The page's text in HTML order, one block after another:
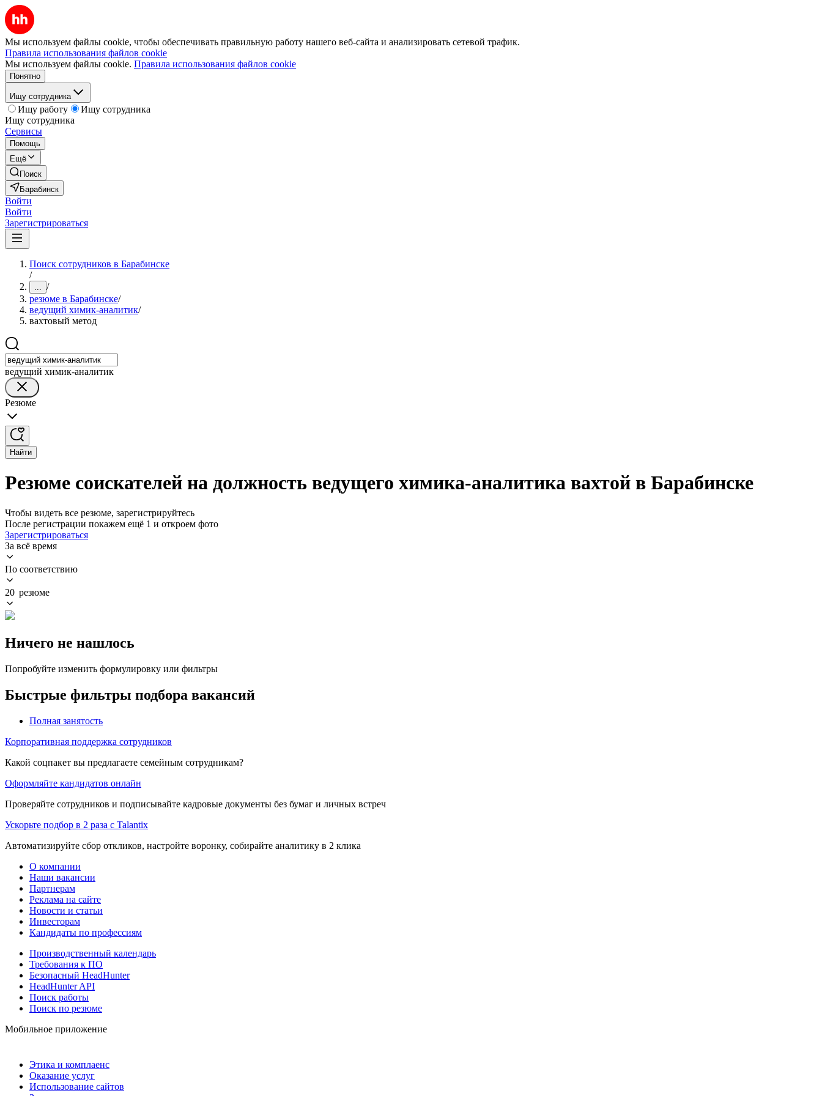
Мы используем файлы cookie, чтобы обеспечивать правильную работу нашего веб-сайта и анализировать сетевой трафик.
Правила использования файлов cookie
Мы используем файлы cookie. Правила использования файлов cookie
Понятно
Ищу сотрудника
Ищу работу
Ищу сотрудника
Ищу сотрудника
Сервисы
Помощь
Ещё
Поиск
Барабинск
Войти
Войти
Зарегистрироваться
Поиск сотрудников в Барабинске
/
... /
резюме в Барабинске/
ведущий химик-аналитик/
вахтовый метод
ведущий химик-аналитик
Резюме
Найти
Резюме соискателей на должность ведущего химика-аналитика вахтой в Барабинске
Чтобы видеть все резюме, зарегистрируйтесь
После регистрации покажем ещё 1 и откроем фото
Зарегистрироваться
За всё время
По соответствию
20 резюме
Ничего не нашлось
Попробуйте изменить формулировку или фильтры
Быстрые фильтры подбора вакансий
Полная занятость
Корпоративная поддержка сотрудников
Какой соцпакет вы предлагаете семейным сотрудникам?
Оформляйте кандидатов онлайн
Проверяйте сотрудников и подписывайте кадровые документы без бумаг и личных встреч
Ускорьте подбор в 2 раза с Talantix
Автоматизируйте сбор откликов, настройте воронку, собирайте аналитику в 2 клика
О компании
Наши вакансии
Партнерам
Реклама на сайте
Новости и статьи
Инвесторам
Кандидаты по профессиям
Производственный календарь
Требования к ПО
Безопасный HeadHunter
HeadHunter API
Поиск работы
Поиск по резюме
Мобильное приложение
Этика и комплаенс
Оказание услуг
Использование сайтов